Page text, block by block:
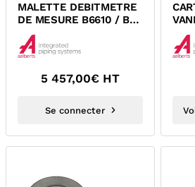
MALETTE DEBITMETRE
DE MESURE B6610 / BC3
POUR VANNE APOLLO
AIPS
5 457,00€ HT
Se connecter